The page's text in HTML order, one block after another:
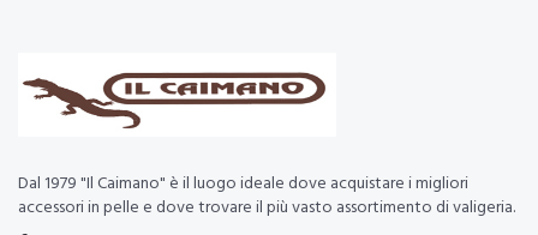
Dal 1979 "Il Caimano" è il luogo ideale dove acquistare i migliori
accessori in pelle e dove trovare il più vasto assortimento di valigeria.